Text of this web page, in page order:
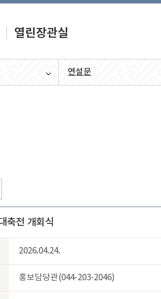
연설문
축전 개회식
2026.04.24.
홍보담당관(044-203-2046)